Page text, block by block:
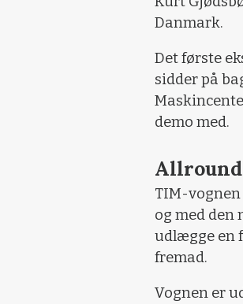
Danmark.
Det første
sidder på
demo med.
TIM-
og med den
udlægge en
fremad.
Vognen er